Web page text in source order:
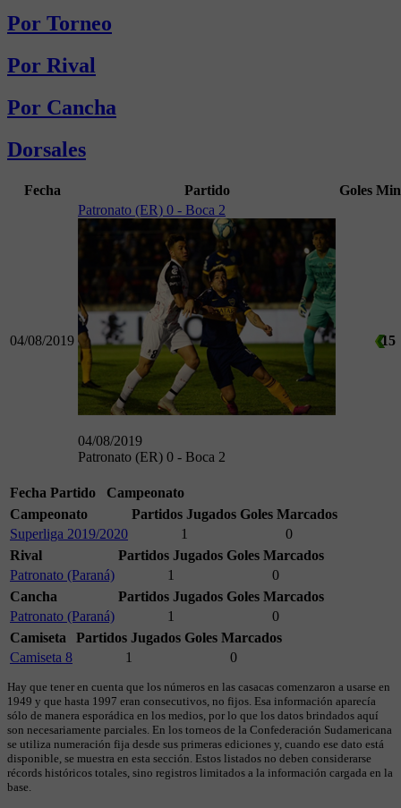
Por Torneo
Por Rival
Por Cancha
Dorsales
Fecha Partido Goles Min
04/08/2019
Patronato (ER) 0 - Boca 2
04/08/2019
Patronato (ER) 0 - Boca 2
15
Fecha Partido
Campeonato
Campeonato
Partidos Jugados Goles Marcados
Superliga 2019/2020
1
0
Rival
Partidos Jugados Goles Marcados
Patronato (Paraná)
1
0
Cancha
Partidos Jugados Goles Marcados
Patronato (Paraná)
1
0
Camiseta
Partidos Jugados Goles Marcados
Camiseta 8
1 0
Hay que tener en cuenta que los números en las casacas comenzaron a usarse en
1949 y que hasta 1997 eran consecutivos, no fijos. Esa información aparecía
sólo de manera esporádica en los medios, por lo que los datos brindados aquí
son necesariamente parciales. En los torneos de la Confederación Sudamericana
se utiliza numeración fija desde sus primeras ediciones y, cuando ese dato está
disponible, se muestra en esta sección. Estos listados no deben considerarse
récords históricos totales, sino registros limitados a la información cargada en la
base.